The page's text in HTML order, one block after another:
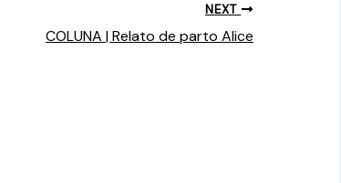
NEXT
COLUNA | Relato de parto Alice